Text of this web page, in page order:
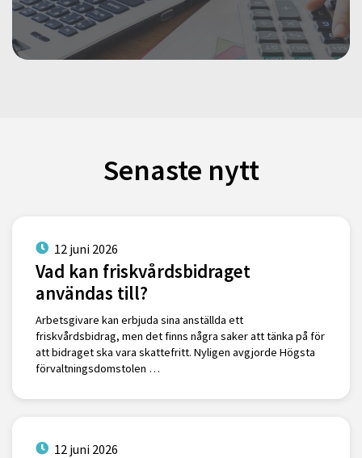
Senaste nytt
12 juni 2026
Vad kan friskvårdsbidraget
användas till?
Arbetsgivare kan erbjuda sina anställda ett
friskvårdsbidrag, men det finns några saker att tänka på för
att bidraget ska vara skattefritt. Nyligen avgjorde Högsta
förvaltningsdomstolen …
12 juni 2026